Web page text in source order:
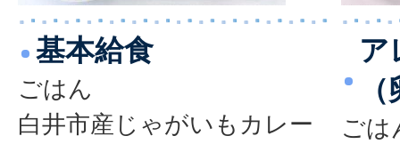
基本給食
ごはん
白井市産じゃがいもカレー
ア
ごは